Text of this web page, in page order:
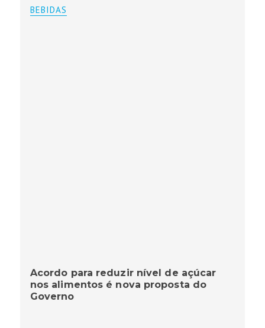
BEBIDAS
Acordo para reduzir nível de açúcar
nos alimentos é nova proposta do
Governo